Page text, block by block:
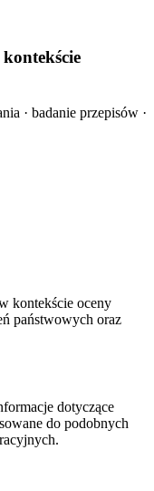
kontekście
· badanie przepisów ·
kontekście oceny
państwowych oraz
dotyczące
do podobnych